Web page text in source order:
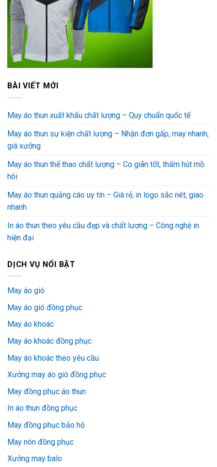
BÀI VIẾT MỚI
May áo thun xuất khẩu chất lượng – Quy chuẩn quốc tế
May áo thun sự kiện chất lượng – Nhận đơn gấp, may nhanh,
giá xưởng
May áo thun thể thao chất lượng – Co giãn tốt, thấm hút mồ
hôi
May áo thun quảng cáo uy tín – Giá rẻ, in logo sắc nét, giao
nhanh
In áo thun theo yêu cầu đẹp và chất lượng – Công nghệ in
hiện đại
DỊCH VỤ NỔI BẬT
May áo gió
May áo gió đồng phục
May áo khoác
May áo khoác đồng phục
May áo khoác theo yêu cầu
Xưởng may áo gió đồng phục
May đồng phục áo thun
In áo thun đồng phục
May đồng phục bảo hộ
May nón đồng phục
Xưởng may balo